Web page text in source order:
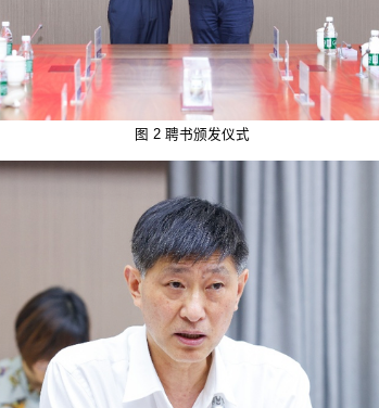
图 2 聘书颁发仪式